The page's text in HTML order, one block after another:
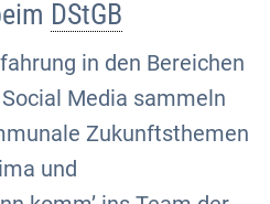
DStGB
in den Bereichen
Media sammeln
Zukunftsthemen
und